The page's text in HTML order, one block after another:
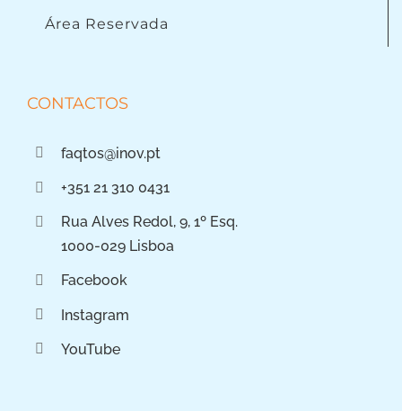
Área Reservada
CONTACTOS
faqtos@inov.pt
+351 21 310 0431
Rua Alves Redol, 9, 1º Esq.
1000-029 Lisboa
Facebook
Instagram
YouTube